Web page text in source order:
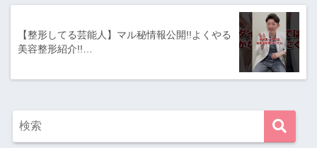
【整形してる芸能人】マル秘情報公開!!よくやる
美容整形紹介!!…